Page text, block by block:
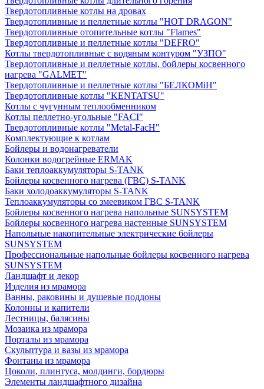
Твердотопливные котлы на дровах
Твердотопливные и пеллетные котлы "HOT DRAGON"
Твердотопливные отопительные котлы "Flames"
Твердотопливные и пеллетные котлы "DEFRO"
Котлы твердотопливные с водяным контуром "УЗПО"
Твердотопливные и пеллетные котлы, бойлеры косвенного
нагрева "GALMET"
Твердотопливные и пеллетные котлы "БЕЛКОМiН"
Твердотопливные котлы "KENTATSU"
Котлы с чугунным теплообменником
Котлы пеллетно-угольные "FACI"
Твердотопливные котлы "Metal-FacH"
Комплектующие к котлам
Бойлеры и водонагреватели
Колонки водогрейные ERMAK
Баки теплоаккумуляторы S-TANK
Бойлеры косвенного нагрева (ГВС) S-TANK
Баки холодоаккумуляторы S-TANK
Теплоаккумуляторы со змеевиком ГВС S-TANK
Бойлеры косвенного нагрева напольные SUNSYSTEM
Бойлеры косвенного нагрева настенные SUNSYSTEM
Напольные накопительные электрические бойлеры
SUNSYSTEM
Профессиональные напольные бойлеры косвенного нагрева
SUNSYSTEM
Ландшафт и декор
Изделия из мрамора
Ванны, раковины и душевые поддоны
Колонны и капители
Лестницы, балясины
Мозаика из мрамора
Порталы из мрамора
Скульптура и вазы из мрамора
Фонтаны из мрамора
Цоколи, плинтуса, молдинги, бордюры
Элементы ландшафтного дизайна